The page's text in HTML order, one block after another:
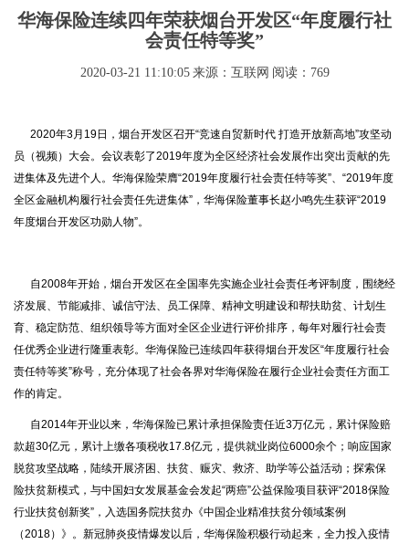
华海保险连续四年荣获烟台开发区“年度履行社
会责任特等奖”
2020-03-21 11:10:05 来源：互联网 阅读：769
2020年3月19日，烟台开发区召开“竞速自贸新时代 打造开放新高地”攻坚动
员（视频）大会。会议表彰了2019年度为全区经济社会发展作出突出贡献的先
进集体及先进个人。华海保险荣膺“2019年度履行社会责任特等奖”、“2019年度
全区金融机构履行社会责任先进集体”，华海保险董事长赵小鸣先生获评“2019
年度烟台开发区功勋人物”。
自2008年开始，烟台开发区在全国率先实施企业社会责任考评制度，围绕经
济发展、节能减排、诚信守法、员工保障、精神文明建设和帮扶助贫、计划生
育、稳定防范、组织领导等方面对全区企业进行评价排序，每年对履行社会责
任优秀企业进行隆重表彰。华海保险已连续四年获得烟台开发区“年度履行社会
责任特等奖”称号，充分体现了社会各界对华海保险在履行企业社会责任方面工
作的肯定。
自2014年开业以来，华海保险已累计承担保险责任近3万亿元，累计保险赔
款超30亿元，累计上缴各项税收17.8亿元，提供就业岗位6000余个；响应国家
脱贫攻坚战略，陆续开展济困、扶贫、赈灾、救济、助学等公益活动；探索保
险扶贫新模式，与中国妇女发展基金会发起“两癌”公益保险项目获评“2018保险
行业扶贫创新奖”，入选国务院扶贫办《中国企业精准扶贫分领域案例
（2018）》。新冠肺炎疫情爆发以后，华海保险积极行动起来，全力投入疫情